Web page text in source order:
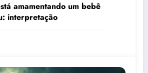
amamentando um bebê
interpretação